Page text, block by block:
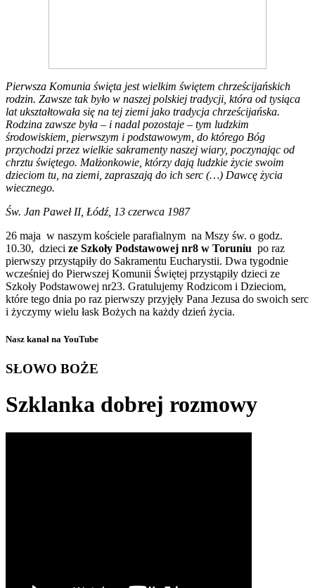
Pierwsza Komunia święta jest wielkim świętem chrześcijańskich
rodzin. Zawsze tak było w naszej polskiej tradycji, która od tysiąca
lat ukształtowała się na tej ziemi jako tradycja chrześcijańska.
Rodzina zawsze była – i nadal pozostaje – tym ludzkim
środowiskiem, pierwszym i podstawowym, do którego Bóg
przychodzi przez wielkie sakramenty naszej wiary, poczynając od
chrztu świętego. Małżonkowie, którzy dają ludzkie życie swoim
dzieciom tu, na ziemi, zapraszają do ich serc (…) Dawcę życia
wiecznego.
Św. Jan Paweł II, Łódź, 13 czerwca 1987
26 maja w naszym kościele parafialnym na Mszy św. o godz.
10.30, dzieci ze Szkoły Podstawowej nr8 w Toruniu po raz
pierwszy przystąpiły do Sakramentu Eucharystii. Dwa tygodnie
wcześniej do Pierwszej Komunii Świętej przystąpiły dzieci ze
Szkoły Podstawowej nr23. Gratulujemy Rodzicom i Dzieciom,
które tego dnia po raz pierwszy przyjęły Pana Jezusa do swoich serc
i życzymy wielu łask Bożych na każdy dzień życia.
Nasz kanał na YouTube
SŁOWO BOŻE
Szklanka dobrej rozmowy